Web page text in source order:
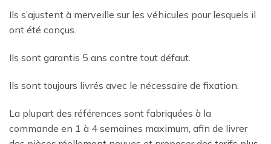
Ils s’ajustent à merveille sur les véhicules pour lesquels il
ont été conçus.
Ils sont garantis 5 ans contre tout défaut.
Ils sont toujours livrés avec le nécessaire de fixation.
La plupart des références sont fabriquées à la
commande en 1 à 4 semaines maximum, afin de livrer